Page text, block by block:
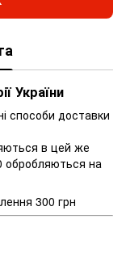
України
способи доставки
в цей же
обробляються на
300 грн